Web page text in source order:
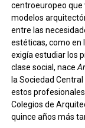
centroeuropeo que
modelos
entre las
estéticas, como en
exigía estudiar los
clase social, nace
la Sociedad
estos
Colegios de
quince años más